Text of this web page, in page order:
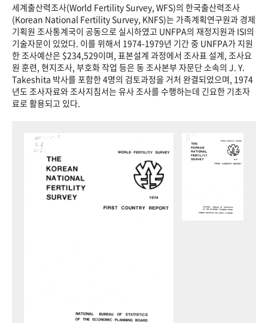
세계출산력조사(World Fertility Survey, WFS)의 한국출산력조사
(Korean National Fertility Survey, KNFS)는 가족계획연구원과 경제
기획원 조사통계국이 공동으로 실시하였고 UNFPA의 재정지원과 ISI의
기술자문이 있었다. 이를 위해서 1974-1979년 기간 중 UNFPA가 지원
한 조사예산은 $234,529이며, 표본설계 과정에서 조사표 설계, 조사요
원 훈련, 현지조사, 부호화 작업 등은 동 조사본부 자문단 소속의 J. Y.
Takeshita 박사를 포함한 4명의 검토과정을 거처 완결되었으며, 1974
년도 조사자료와 조사지침서는 유사 조사를 수행하는데 긴요한 기초자
료로 활용되고 있다.